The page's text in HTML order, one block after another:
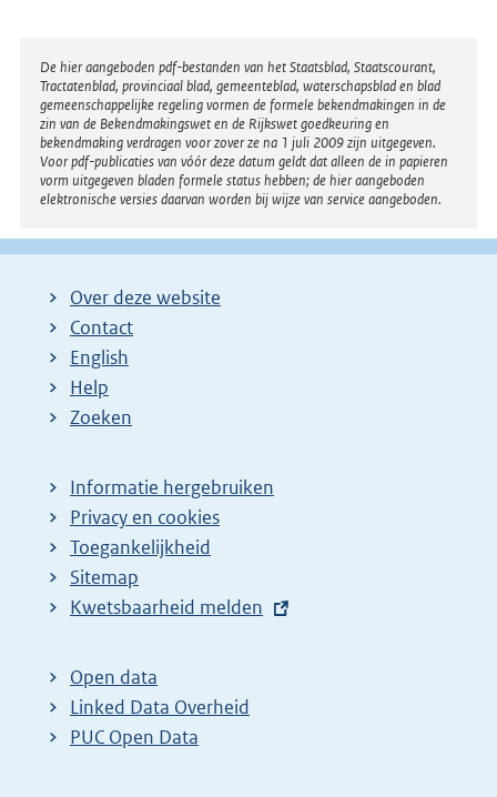
Disclaimer
De hier aangeboden pdf-bestanden van het Staatsblad, Staatscourant,
Tractatenblad, provinciaal blad, gemeenteblad, waterschapsblad en blad
gemeenschappelijke regeling vormen de formele bekendmakingen in de
zin van de Bekendmakingswet en de Rijkswet goedkeuring en
bekendmaking verdragen voor zover ze na 1 juli 2009 zijn uitgegeven.
Voor pdf-publicaties van vóór deze datum geldt dat alleen de in papieren
vorm uitgegeven bladen formele status hebben; de hier aangeboden
elektronische versies daarvan worden bij wijze van service aangeboden.
Over deze website
Contact
English
Help
Zoeken
Informatie hergebruiken
Privacy en cookies
Toegankelijkheid
Sitemap
E
t
e
r
Kwetsbaarheid melden
Open data
Linked Data Overheid
PUC Open Data